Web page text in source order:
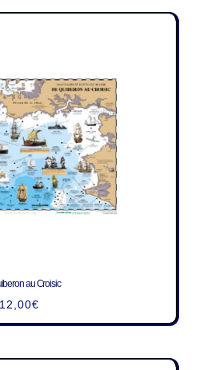
au Croisic
12,00€